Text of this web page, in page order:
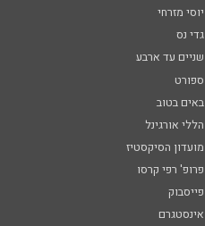
יוסי מזרחי
גדי נס
שניים עד ארבע
ספורט
באים בטוב
הללי אורגינל
מועדון הסיקסטיז
פרופ' רפי קרסו
פייסבוק
אינסטגרם